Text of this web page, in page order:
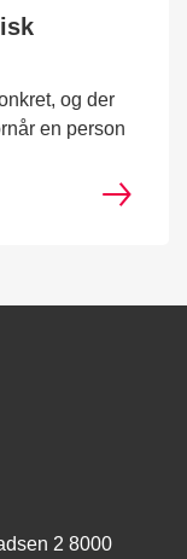
og der
en person
2 8000